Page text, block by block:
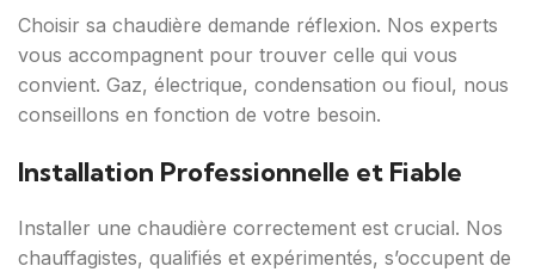
Choisir sa chaudière demande réflexion. Nos experts
vous accompagnent pour trouver celle qui vous
convient. Gaz, électrique, condensation ou fioul, nous
conseillons en fonction de votre besoin.
Installation Professionnelle et Fiable
Installer une chaudière correctement est crucial. Nos
chauffagistes, qualifiés et expérimentés, s’occupent de